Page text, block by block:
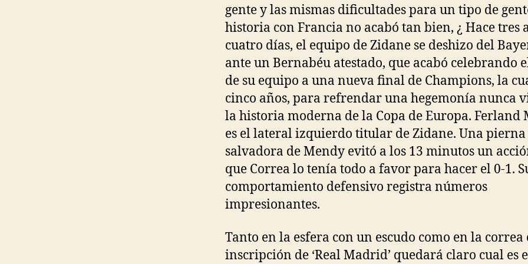
gente y las mismas dificultades para un tipo de
historia con Francia no acabó tan bien, ¿ Hace tres
cuatro días, el equipo de Zidane se deshizo del
ante un Bernabéu atestado, que acabó celebrando
de su equipo a una nueva final de Champions, la
cinco años, para refrendar una hegemonía nunca
la historia moderna de la Copa de Europa. Ferland
es el lateral izquierdo titular de Zidane. Una pierna
salvadora de Mendy evitó a los 13 minutos un
que Correa lo tenía todo a favor para hacer el 0-1.
comportamiento defensivo registra números
impresionantes.
Tanto en la esfera con un escudo como en la correa
inscripción de ‘Real Madrid’ quedará claro cual es